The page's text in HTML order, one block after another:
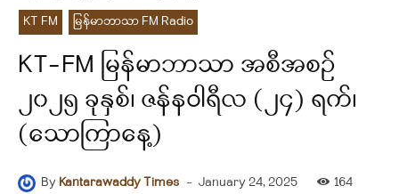
KT FM
မြန်မာဘာသာ FM Radio
KT-FM မြန်မာဘာသာ အစီအစဉ်
၂၀၂၅ ခုနှစ်၊ ဇန်နဝါရီလ (၂၄) ရက်၊
(သောကြာနေ့)
By Kantarawaddy Times - January 24, 2025 164